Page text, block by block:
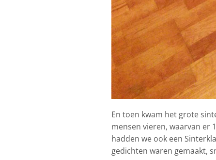
En toen kwam het grote
mensen vieren, waarvan er
hadden we ook een
gedichten waren gemaakt,